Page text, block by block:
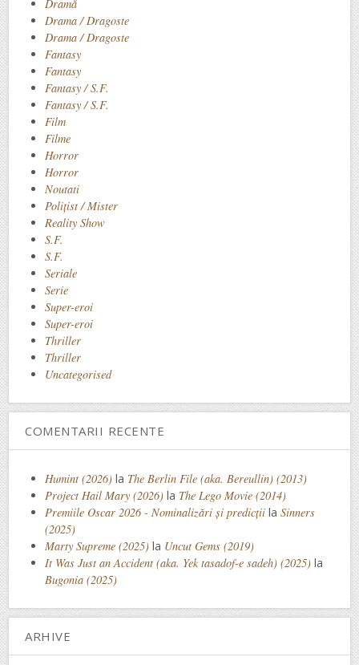
Dramă
Drama / Dragoste
Drama / Dragoste
Fantasy
Fantasy
Fantasy / S.F.
Fantasy / S.F.
Film
Filme
Horror
Horror
Noutati
Polițist / Mister
Reality Show
S.F.
S.F.
Seriale
Serie
Super-eroi
Super-eroi
Thriller
Thriller
Uncategorised
COMENTARII RECENTE
Humint (2026) la The Berlin File (aka. Bereullin) (2013)
Project Hail Mary (2026) la The Lego Movie (2014)
Premiile Oscar 2026 - Nominalizări și predicții la Sinners
(2025)
Marty Supreme (2025) la Uncut Gems (2019)
It Was Just an Accident (aka. Yek tasadof-e sadeh) (2025) la
Bugonia (2025)
ARHIVE